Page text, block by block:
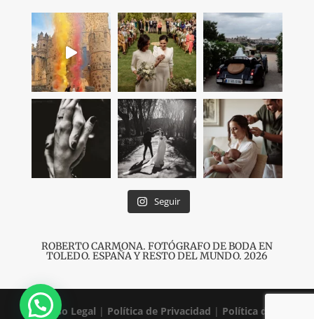
Seguir
ROBERTO CARMONA. FOTÓGRAFO DE BODA EN
TOLEDO. ESPAÑA Y RESTO DEL MUNDO. 2026
Aviso Legal | Política de Privacidad | Política de
¡Hola!